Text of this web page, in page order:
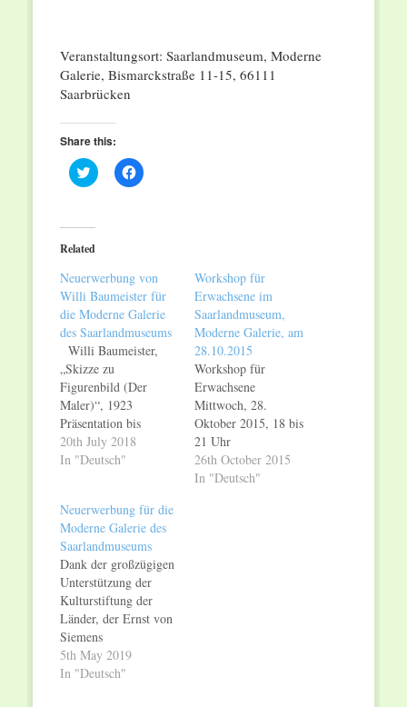
Veranstaltungsort: Saarlandmuseum, Moderne
Galerie, Bismarckstraße 11-15, 66111
Saarbrücken
Share this:
Click
to
(Opens
in
new
Click
to
Related
Neuerwerbung von
Willi Baumeister für
die Moderne Galerie
des Saarlandmuseums
Willi Baumeister,
„Skizze zu
Figurenbild (Der
Maler)“, 1923
Präsentation bis
November 2018 Die
Sammlungspräsentation
wird bis November
bereichert durch einen
Raum, der Willi
Baumeister gewidmet
ist. Im Mittelpunkt
steht ein hochrangiges
Gemälde aus dem
Frühwerk des
international
renommierten
20th July 2018
In "Deutsch"
Workshop für
Erwachsene im
Saarlandmuseum,
Moderne Galerie, am
28.10.2015
Workshop für
Erwachsene
Mittwoch, 28.
Oktober 2015, 18 bis
21 Uhr
Saarlandmuseum,
Moderne Galerie
26th October 2015
In "Deutsch"
Neuerwerbung für die
Moderne Galerie des
Saarlandmuseums
Dank der großzügigen
Unterstützung der
Kulturstiftung der
Länder, der Ernst von
Siemens
Kunststiftung, des
Sparkassen-
5th May 2019
In "Deutsch"